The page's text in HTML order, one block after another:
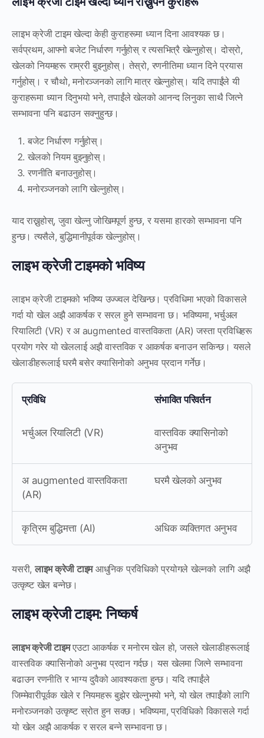
लाइभ क्रेजी टाइम खेल्दा केही कुराहरूमा ध्यान दिना आवश्यक छ।
सर्वप्रथम, आफ्नो बजेट निर्धारण गर्नुहोस् र त्यसभित्रै खेल्नुहोस्। दोस्रो,
खेलको नियमहरू राम्ररी बुझ्नुहोस्। तेस्रो, रणनीतिमा ध्यान दिने प्रयास
गर्नुहोस्। र चौथो, मनोरञ्जनको लागि मात्र खेल्नुहोस्। यदि तपाईंले यी
कुराहरूमा ध्यान दिनुभयो भने, तपाईंले खेलको आनन्द लिनुका साथै जित्ने
सम्भावना पनि बढाउन सक्नुहुन्छ।
बजेट निर्धारण गर्नुहोस्।
खेलको नियम बुझ्नुहोस्।
रणनीति बनाउनुहोस्।
मनोरञ्जनको लागि खेल्नुहोस्।
याद राख्नुहोस्, जुवा खेल्नु जोखिमपूर्ण हुन्छ, र यसमा हारको सम्भावना पनि
हुन्छ। त्यसैले, बुद्धिमानीपूर्वक खेल्नुहोस्।
लाइभ क्रेजी टाइमको भविष्य
लाइभ क्रेजी टाइमको भविष्य उज्ज्वल देखिन्छ। प्रविधिमा भएको विकासले
गर्दा यो खेल अझै आकर्षक र सरल हुने सम्भावना छ। भविष्यमा, भर्चुअल
रियालिटी (VR) र अ augmented वास्तविकता (AR) जस्ता प्रविधिहरू
प्रयोग गरेर यो खेललाई अझै वास्तविक र आकर्षक बनाउन सकिन्छ। यसले
खेलाडीहरूलाई घरमै बसेर क्यासिनोको अनुभव प्रदान गर्नेछ।
प्रविधि संभावित परिवर्तन
भर्चुअल रियालिटी (VR)
वास्तविक क्यासिनोको
अनुभव
अ augmented वास्तविकता
(AR)
घरमै खेलको अनुभव
कृत्रिम बुद्धिमत्ता (AI) अधिक व्यक्तिगत अनुभव
यसरी,लाइभ क्रेजी टाइमआधुनिक प्रविधिको प्रयोगले खेल्नको लागि अझै
उत्कृष्ट खेल बन्नेछ।
लाइभ क्रेजी टाइम: निष्कर्ष
लाइभ क्रेजी टाइमएउटा आकर्षक र मनोरम खेल हो, जसले खेलाडीहरूलाई
वास्तविक क्यासिनोको अनुभव प्रदान गर्दछ। यस खेलमा जित्ने सम्भावना
बढाउन रणनीति र भाग्य दुवैको आवश्यकता हुन्छ। यदि तपाईंले
जिम्मेवारीपूर्वक खेले र नियमहरू बुझेर खेल्नुभयो भने, यो खेल तपाईंको लागि
मनोरञ्जनको उत्कृष्ट स्रोत हुन सक्छ। भविष्यमा, प्रविधिको विकासले गर्दा
यो खेल अझै आकर्षक र सरल बन्ने सम्भावना छ।